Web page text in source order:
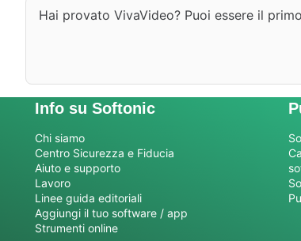
Hai provato VivaVideo? Puoi essere il
Info su Softonic
Chi siamo
Centro Sicurezza e Fiducia
Aiuto e supporto
Lavoro
Linee guida editoriali
Aggiungi il tuo software / app
Strumenti online